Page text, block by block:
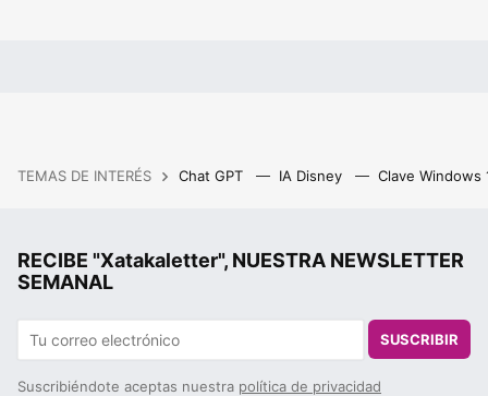
TEMAS DE INTERÉS Chat GPT IA Disney Clave Windows
RECIBE "Xatakaletter", NUESTRA NEWSLETTER
SEMANAL
SUSCRIBIR
Suscribiéndote aceptas nuestra política de privacidad